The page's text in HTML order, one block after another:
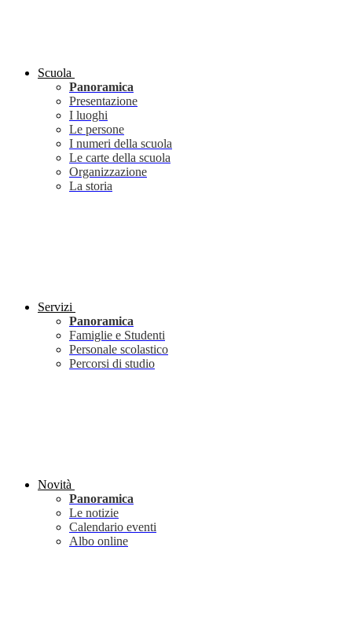
Scuola
Panoramica
Presentazione
I luoghi
Le persone
I numeri della scuola
Le carte della scuola
Organizzazione
La storia
Servizi
Panoramica
Famiglie e Studenti
Personale scolastico
Percorsi di studio
Novità
Panoramica
Le notizie
Calendario eventi
Albo online